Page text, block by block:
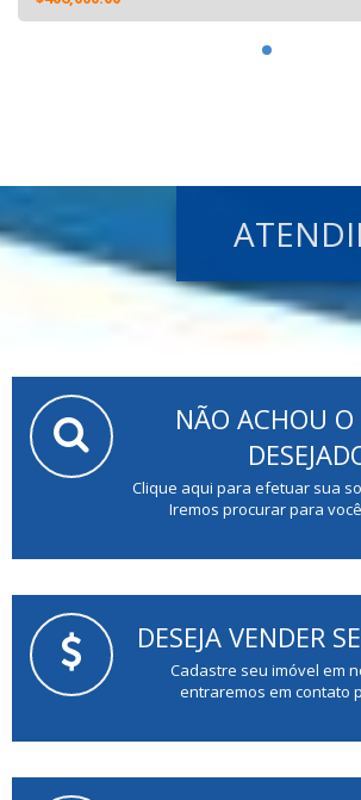
NÃO ACHOU
Clique aqui para efetuar sua
Iremos procurar para
DESEJA VENDER
Cadastre seu imóvel em
entraremos em contato